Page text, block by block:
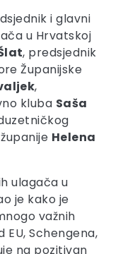
i glavni
u Hrvatskoj
, predsjednik
Županijske
,
kluba Saša
Helena
ulagača u
je kako je
važnih
Schengena,
na pozitivan